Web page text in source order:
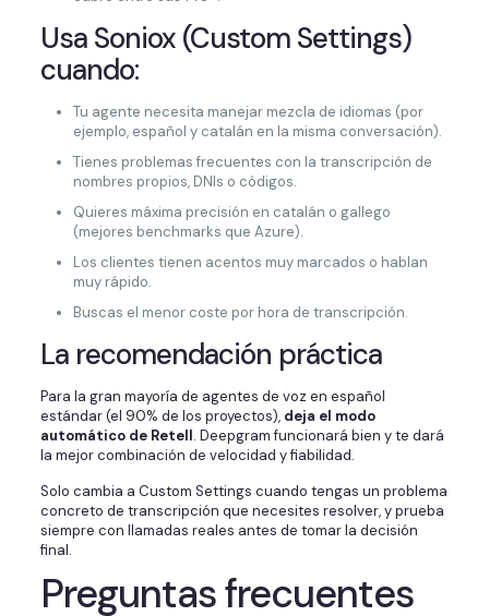
Usa Soniox (Custom Settings)
cuando:
Tu agente necesita manejar mezcla de idiomas (por
ejemplo, español y catalán en la misma conversación).
Tienes problemas frecuentes con la transcripción de
nombres propios, DNIs o códigos.
Quieres máxima precisión en catalán o gallego
(mejores benchmarks que Azure).
Los clientes tienen acentos muy marcados o hablan
muy rápido.
Buscas el menor coste por hora de transcripción.
La recomendación práctica
Para la gran mayoría de agentes de voz en español
estándar (el 90% de los proyectos), deja el modo
automático de Retell. Deepgram funcionará bien y te dará
la mejor combinación de velocidad y fiabilidad.
Solo cambia a Custom Settings cuando tengas un problema
concreto de transcripción que necesites resolver, y prueba
siempre con llamadas reales antes de tomar la decisión
final.
Preguntas frecuentes